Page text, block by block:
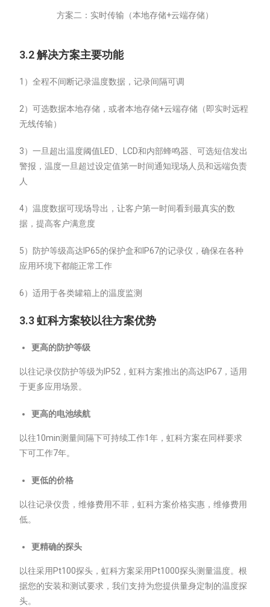
方案二：实时传输（本地存储+云端存储）
3.2 解决方案主要功能
1）全程不间断记录温度数据，记录间隔可调
2）可选数据本地存储，或者本地存储+云端存储（即实时远程
无线传输）
3）一旦超出温度阈值LED、LCD和内部蜂鸣器、可选短信发出
警报，温度一旦超过设定值第一时间通知现场人员和远端负责
人
4）温度数据可现场导出，让客户第一时间看到最真实的数
据，提高客户满意度
5）防护等级高达IP65的保护盒和IP67的记录仪，确保在各种
应用环境下都能正常工作
6）适用于各类罐箱上的温度监测
3.3 虹科方案较以往方案优势
更高的防护等级
以往记录仪防护等级为IP52，虹科方案推出的高达IP67，适用
于更多应用场景。
更高的电池续航
以往10min测量间隔下可持续工作1年，虹科方案在同样要求
下可工作7年。
更低的价格
以往记录仪贵，维修费用不菲，虹科方案价格实惠，维修费用
低。
更精确的探头
以往采用Pt100探头，虹科方案采用Pt1000探头测量温度。根
据您的安装和测试要求，我们支持为您提供量身定制的温度探
头。